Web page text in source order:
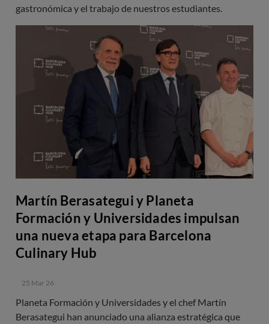
gastronómica y el trabajo de nuestros estudiantes.
Martín Berasategui y Planeta
Formación y Universidades impulsan
una nueva etapa para Barcelona
Culinary Hub
25 Mar 26
Planeta Formación y Universidades y el chef Martín
Berasategui han anunciado una alianza estratégica que